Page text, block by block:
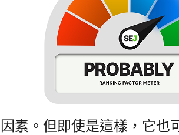
素。 但即使是這樣，它也